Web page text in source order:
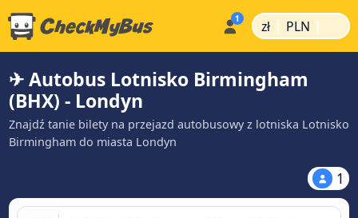
zł | PLN |
✈ Autobus Lotnisko Birmingham
(BHX) - Londyn
Znajdź tanie bilety na przejazd autobusowy z lotniska Lotnisko
Birmingham do miasta Londyn
1